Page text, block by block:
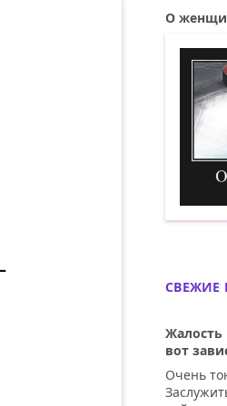
О
О
СВЕЖИЕ
Жалость
вот
Очень